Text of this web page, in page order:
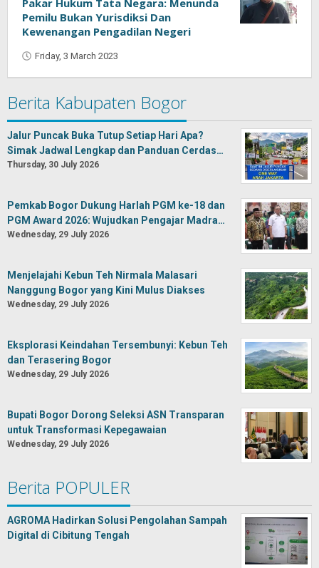
Pakar Hukum Tata Negara: Menunda
Pemilu Bukan Yurisdiksi Dan
Kewenangan Pengadilan Negeri
Friday, 3 March 2023
Berita Kabupaten Bogor
Jalur Puncak Buka Tutup Setiap Hari Apa?
Simak Jadwal Lengkap dan Panduan Cerdas…
Thursday, 30 July 2026
Pemkab Bogor Dukung Harlah PGM ke-18 dan
PGM Award 2026: Wujudkan Pengajar Madra…
Wednesday, 29 July 2026
Menjelajahi Kebun Teh Nirmala Malasari
Nanggung Bogor yang Kini Mulus Diakses
Wednesday, 29 July 2026
Eksplorasi Keindahan Tersembunyi: Kebun Teh
dan Terasering Bogor
Wednesday, 29 July 2026
Bupati Bogor Dorong Seleksi ASN Transparan
untuk Transformasi Kepegawaian
Wednesday, 29 July 2026
Berita POPULER
AGROMA Hadirkan Solusi Pengolahan Sampah
Digital di Cibitung Tengah